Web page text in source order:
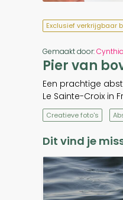
Exclusief verkrijgbaar
Gemaakt door:
Pier van
Een prachtige
Le Sainte-Croix in
Creatieve foto's
Dit vind je